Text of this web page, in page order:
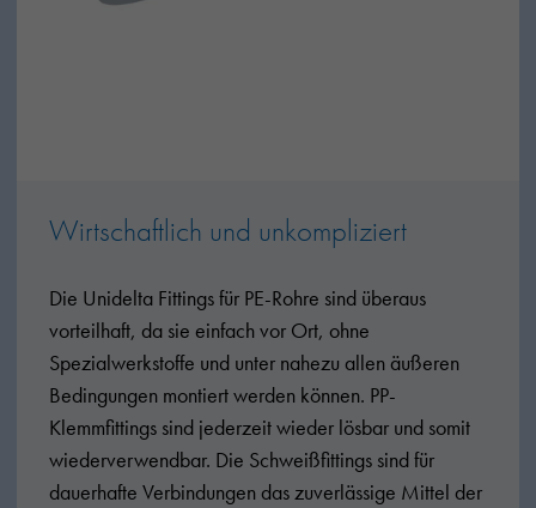
Wirtschaftlich und unkompliziert
Die Unidelta Fittings für PE-Rohre sind überaus
vorteilhaft, da sie einfach vor Ort, ohne
Spezialwerkstoffe und unter nahezu allen äußeren
Bedingungen montiert werden können. PP-
Klemmfittings sind jederzeit wieder lösbar und somit
wiederverwendbar. Die Schweißfittings sind für
dauerhafte Verbindungen das zuverlässige Mittel der